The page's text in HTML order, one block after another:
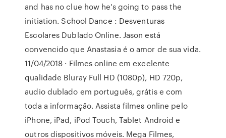
and has no clue how he's going to pass the
initiation. School Dance : Desventuras
Escolares Dublado Online. Jason está
convencido que Anastasia é o amor de sua vida.
11/04/2018 · Filmes online em excelente
qualidade Bluray Full HD (1080p), HD 720p,
audio dublado em português, grátis e com
toda a informação. Assista filmes online pelo
iPhone, iPad, iPod Touch, Tablet Android e
outros dispositivos móveis. Mega Filmes,